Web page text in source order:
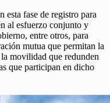
fase de registro para
al esfuerzo conjunto y
entre otros, para
mutua que permitan la
movilidad que redunden
que participan en dicho